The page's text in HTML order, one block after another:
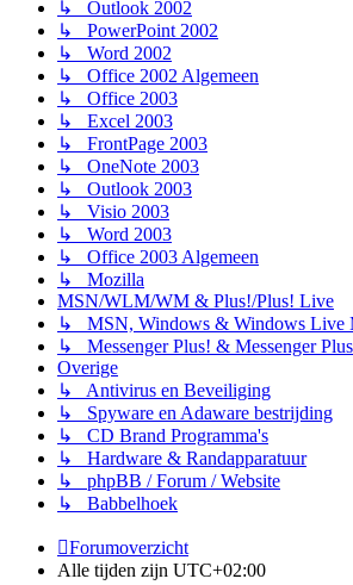
↳ Outlook 2002
↳ PowerPoint 2002
↳ Word 2002
↳ Office 2002 Algemeen
↳ Office 2003
↳ Excel 2003
↳ FrontPage 2003
↳ OneNote 2003
↳ Outlook 2003
↳ Visio 2003
↳ Word 2003
↳ Office 2003 Algemeen
↳ Mozilla
MSN/WLM/WM & Plus!/Plus! Live
↳ MSN, Windows & Windows Live
↳ Messenger Plus! & Messenger
Overige
↳ Antivirus en Beveiliging
↳ Spyware en Adaware bestrijding
↳ CD Brand Programma's
↳ Hardware & Randapparatuur
↳ phpBB / Forum / Website
↳ Babbelhoek
Forumoverzicht
Alle tijden zijn UTC+02:00